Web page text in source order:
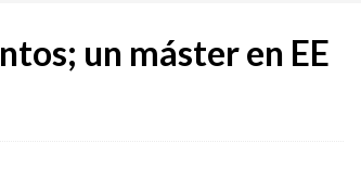
un máster en EE